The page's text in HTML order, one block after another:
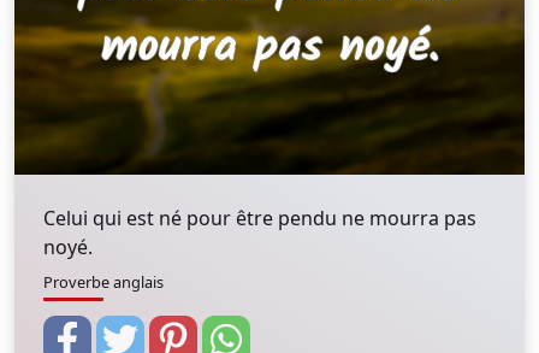
Celui qui est né pour être pendu ne mourra pas
noyé.
Proverbe anglais